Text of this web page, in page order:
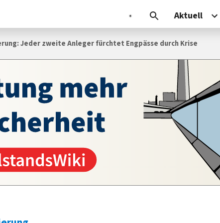
Aktuell
Jeder zweite Anleger fürchtet Engpässe durch Krise